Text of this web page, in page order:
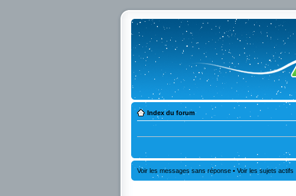
Index du forum
Voir les messages sans réponse • Voir les sujets actifs